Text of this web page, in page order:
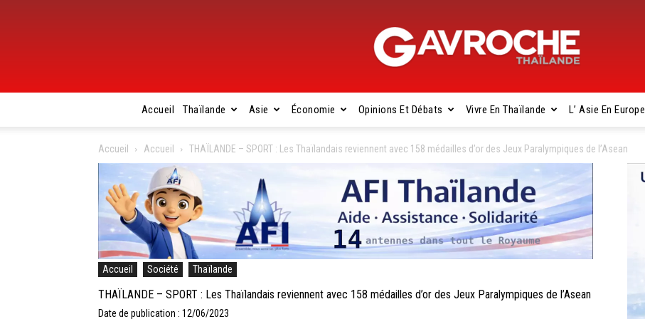
Gavroche
Thaïlande
Accueil Thaïlande Asie Économie Opinions Et Débats Vivre En Thaïlande L’ Asie En Europe
Accueil Accueil THAÏLANDE – SPORT : Les Thaïlandais reviennent avec 158 médailles d’or des Jeux Paralympiques de l’Asean
Accueil Société Thaïlande
THAÏLANDE – SPORT : Les Thaïlandais reviennent avec 158 médailles d’or des Jeux Paralympiques de l’Asean
Date de publication : 12/06/2023